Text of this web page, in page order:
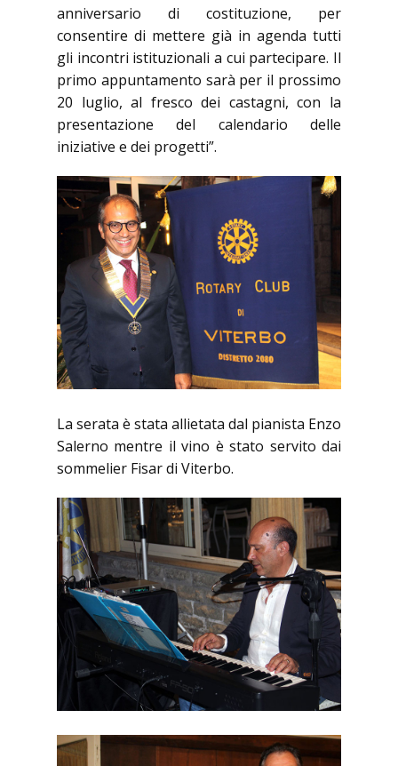
anniversario di costituzione, per
consentire di mettere già in agenda tutti
gli incontri istituzionali a cui partecipare. Il
primo appuntamento sarà per il prossimo
20 luglio, al fresco dei castagni, con la
presentazione del calendario delle
iniziative e dei progetti”.
La serata è stata allietata dal pianista Enzo
Salerno mentre il vino è stato servito dai
sommelier Fisar di Viterbo.